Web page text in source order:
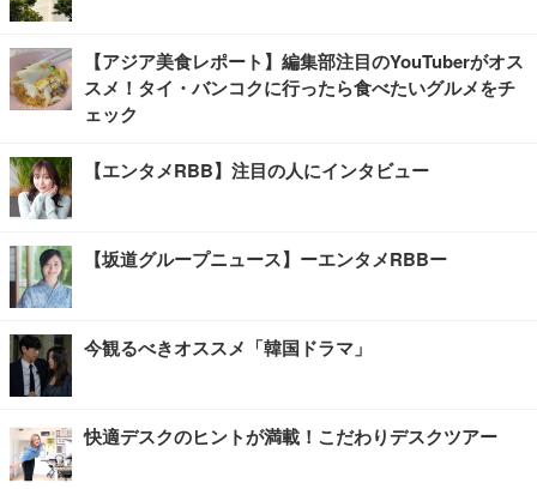
【アジア美食レポート】編集部注目のYouTuberがオス
スメ！タイ・バンコクに行ったら食べたいグルメをチ
ェック
【エンタメRBB】注目の人にインタビュー
【坂道グループニュース】ーエンタメRBBー
今観るべきオススメ「韓国ドラマ」
快適デスクのヒントが満載！こだわりデスクツアー